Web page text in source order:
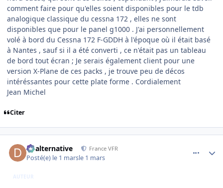
comment faire pour qu'elles soient disponibles pour le tdb
analogique classique du cessna 172 , elles ne sont
disponibles que pour le panel g1000 . J'ai personnellement
volé à bord du Cessna 172 F-GDDH à l'époque où il était basé
à Nantes , sauf si il a été converti , ce n'était pas un tableau
de bord tout écran ; Je serais également client pour une
version X-Plane de ces packs , je trouve peu de décos
intéréssantes pour cette plate forme . Cordialement
Jean Michel
Citer
dbalternative France VFR
Posté(e) le 1 marsle 1 mars
AUTEUR